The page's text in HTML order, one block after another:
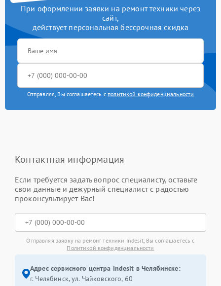
При оформлении заявки на ремонт техники через
сайт,
действует персональная бессрочная скидка
Отправляя, Вы соглашаетесь с политикой конфиденциальности
Контактная информация
Если требуется задать вопрос специалисту, оставьте
свои данные и дежурный специалист с радостью
проконсультирует Вас!
Отправляя заявку на ремонт техники Indesit, Вы соглашаетесь с
Политикой конфиденциальности
Адрес сервисного центра Indesit в Челябинске:
г. Челябинск, ул. Чайковского, 60